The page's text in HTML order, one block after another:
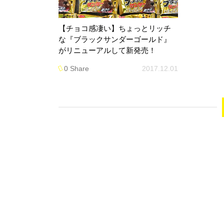
【チョコ感凄い】ちょっとリッチ
な『ブラックサンダーゴールド』
がリニューアルして新発売！
0 Share 2017.12.01